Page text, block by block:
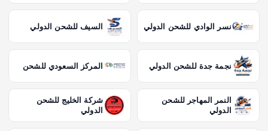
نسر الوادي للشحن الدولي السيف للشحن الدولي
نجمة جدة للشحن الدولي المركز السعودي للشحن
النمر المهاجر للشحن
الدولي
شركة الخليج للشحن
الدولي